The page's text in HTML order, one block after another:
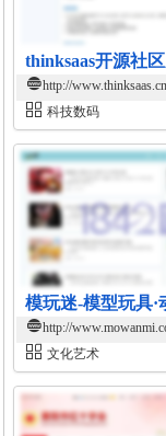
thinksaas开源社
http://www.thinksaas.cn
科技数码
http://
文化艺术